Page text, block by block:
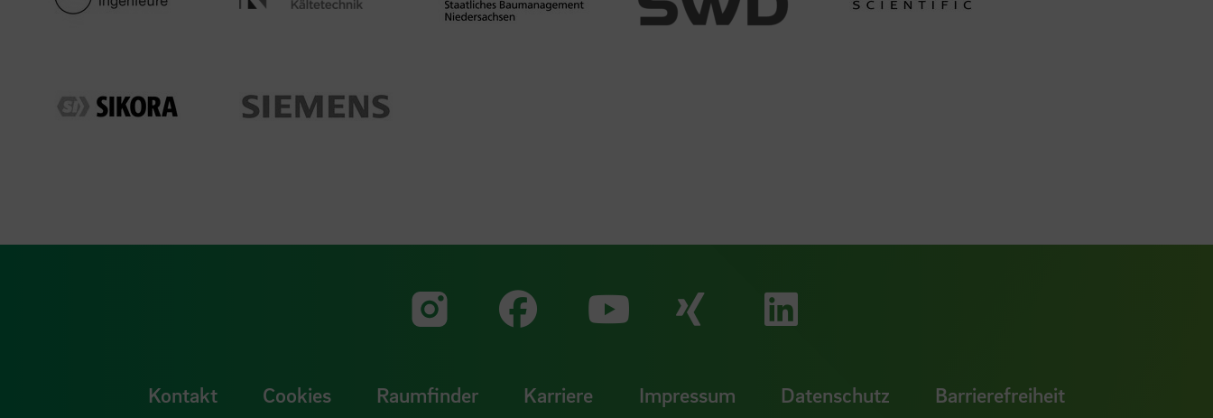
Zu unserer Facebook Seite
Zu unserer Xing Seite
Zu unserer LinkedIn Seite
Kontakt Cookies Raumfinder Karriere Impressum Datenschutz Barrierefreiheit